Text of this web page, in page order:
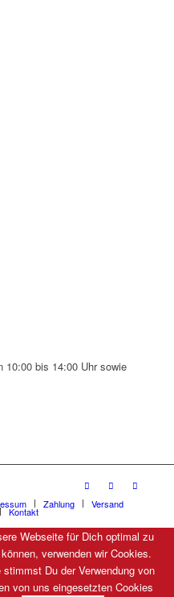
10:00 bis 14:00 Uhr sowie
Zahlung Versand
Kontakt
Webseite für Dich optimal zu
verwenden wir Cookies.
Du der Verwendung von
von uns eingesetzten Cookies